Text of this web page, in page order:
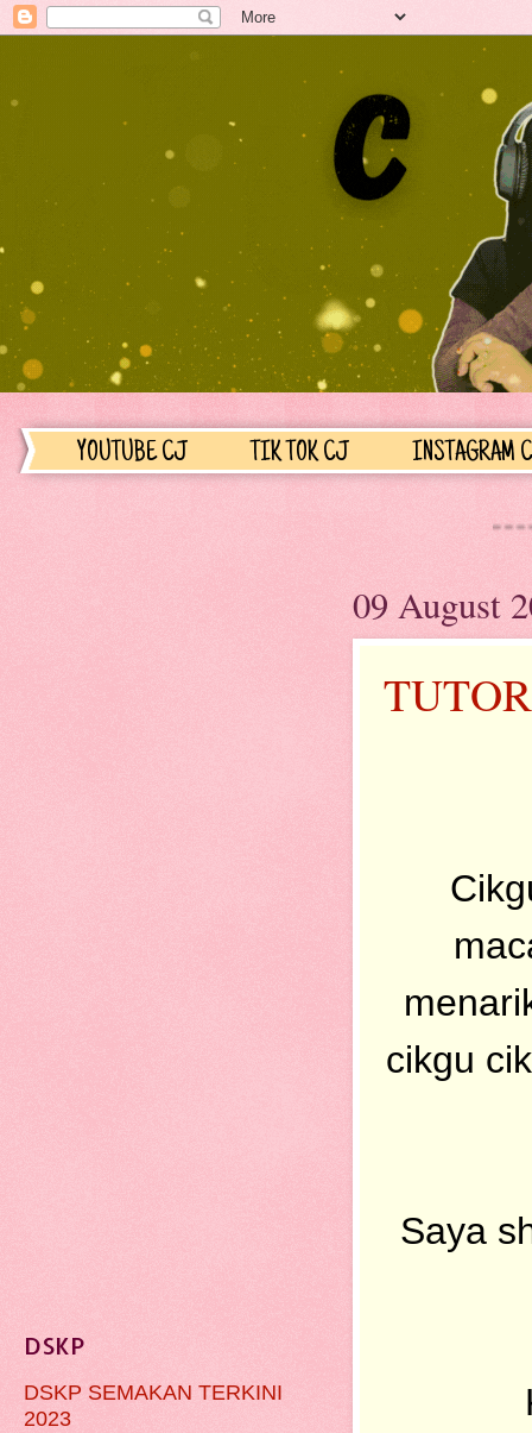
YOUTUBE CJ TIK TOK CJ INSTAGRAM
...............SELAMAT
09 August
cikgu
Saya
DSKP
DSKP SEMAKAN TERKINI
2023